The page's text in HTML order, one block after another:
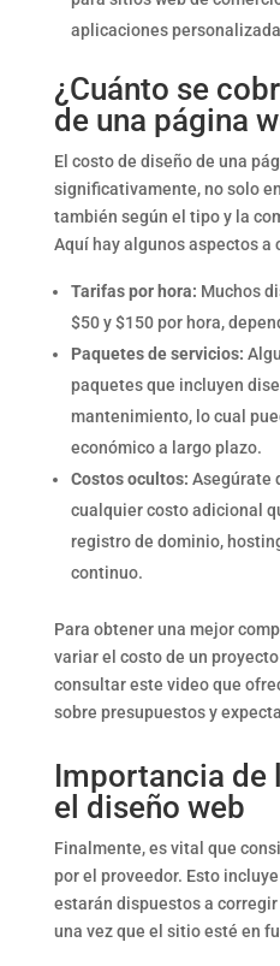
aplicaciones
¿Cuánto se
de una página
El costo de diseño de una
significativamente, no solo
también según el tipo y la
Aquí hay algunos aspectos a
Tarifas por hora: Muchos
$50 y $150 por hora,
Paquetes de servicios:
paquetes que incluyen
mantenimiento, lo cual
económico a largo plazo.
Costos ocultos: Asegúrate
cualquier costo adicional
registro de dominio,
continuo.
Para obtener una mejor
variar el costo de un
consultar este video que
sobre presupuestos y
Importancia de
el diseño web
Finalmente, es vital que
por el proveedor. Esto
estarán dispuestos a
una vez que el sitio esté en